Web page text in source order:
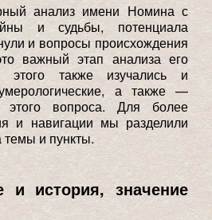
анализ имени Номина с
и судьбы, потенциала
и вопросы происхождения
важный этап анализа его
этого также изучались и
а также —
этого вопроса. Для более
и навигации мы разделили
и пункты.
и история, значение